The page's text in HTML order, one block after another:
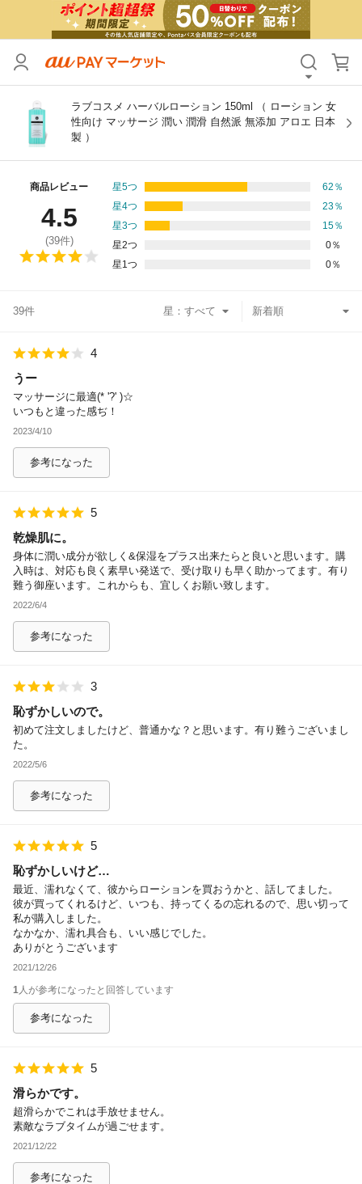
ラブコスメ ハーバルローション 150ml （ ローション 女
性向け マッサージ 潤い 潤滑 自然派 無添加 アロエ 日本
製 ）
商品レビュー
4.5
(39件)
星5つ 62 ％
星4つ
23％
星3つ
15％
星2つ
0％
星1つ
0％
39件 星：
4
うー
マッサージに最適(* '?' )☆
いつもと違った感ぢ！
2023/4/10
参考になった
5
乾燥肌に。
身体に潤い成分が欲しく&保湿をプラス出来たらと良いと思います。購
入時は、対応も良く素早い発送で、受け取りも早く助かってます。有り
難う御座います。これからも、宜しくお願い致します。
2022/6/4
参考になった
3
恥ずかしいので。
初めて注文しましたけど、普通かな？と思います。有り難うございまし
た。
2022/5/6
参考になった
5
恥ずかしいけど…
最近、濡れなくて、彼からローションを買おうかと、話してました。
彼が買ってくれるけど、いつも、持ってくるの忘れるので、思い切って
私が購入しました。
なかなか、濡れ具合も、いい感じでした。
ありがとうございます
2021/12/26
1人が参考になったと回答しています
参考になった
5
滑らかです。
超滑らかでこれは手放せません。
素敵なラブタイムが過ごせます。
2021/12/22
参考になった
カテゴリ すべて
価格 すべて
支払い方法
その他の条件
送料無料
Pontaパス特典対象すべて
除外ワード